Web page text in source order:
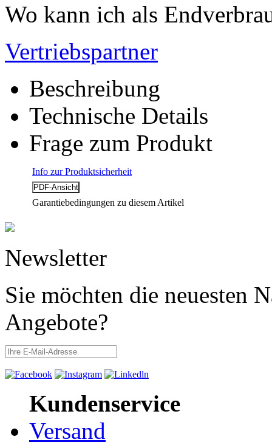
Wo kann ich als
Vertriebspartner
Beschreibung
Technische Details
Frage zum Produkt
Info zur Produktsicherheit
Garantiebedingungen zu diesem Artikel
Newsletter
Sie möchten die neuesten
Angebote?
Kundenservice
Versand